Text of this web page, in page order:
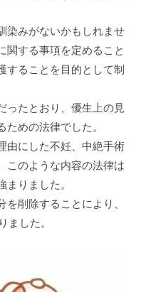
染みがないかもしれませ
関する事項を定めること
することを目的として制
ったとおり、優生上の見
めの法律でした。
由にした不妊、中絶手術
このような内容の法律は
りました。
削除することにより、
ました。